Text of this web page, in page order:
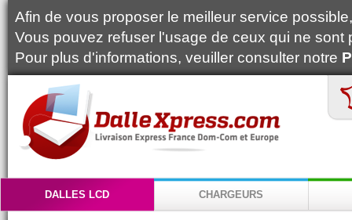
Afin de vous proposer le meilleur service
Vous pouvez refuser l'usage de ceux qui ne
Pour plus d'informations, veuiller consulter notre
DALLES LCD CHARGEURS